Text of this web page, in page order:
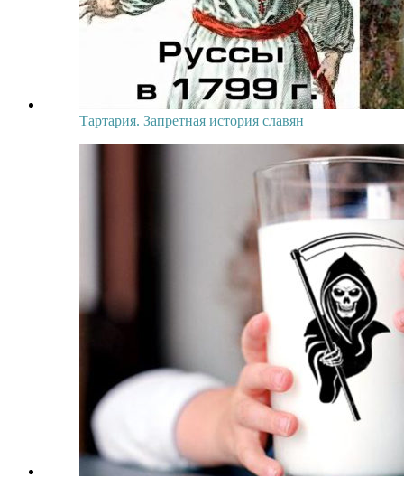
Тартария. Запретная история славян